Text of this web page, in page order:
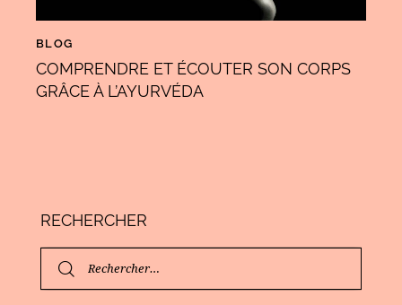
BLOG
COMPRENDRE ET ÉCOUTER SON CORPS
GRÂCE À L’AYURVÉDA
RECHERCHER